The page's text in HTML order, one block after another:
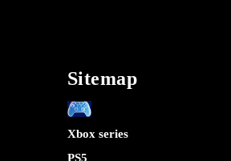
Sitemap
Xbox series
PS5